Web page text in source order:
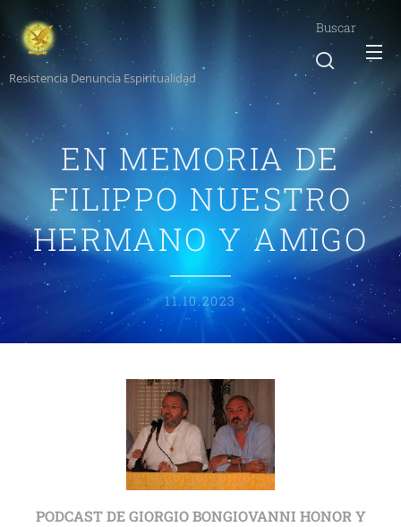
Resistencia Denuncia Espiritualidad
Buscar
EN MEMORIA DE
FILIPPO NUESTRO
HERMANO Y AMIGO
11.10.2023
PODCAST DE GIORGIO BONGIOVANNI HONOR Y